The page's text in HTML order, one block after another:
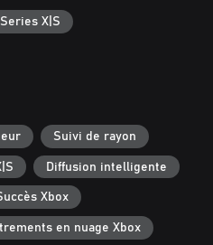
Series X|S
Suivi de rayon
Diffusion intelligente
Xbox
en nuage Xbox